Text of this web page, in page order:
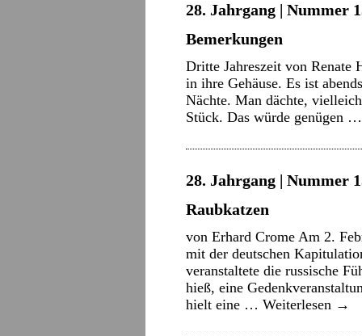
28. Jahrgang | Nummer
Bemerkungen
Dritte Jahreszeit von Renate
in ihre Gehäuse. Es ist
Nächte. Man dächte,
Stück. Das würde genügen
28. Jahrgang | Nummer
Raubkatzen
von Erhard Crome Am 2.
mit der deutschen
veranstaltete die russische
hieß, eine
hielt eine … Weiterlesen →